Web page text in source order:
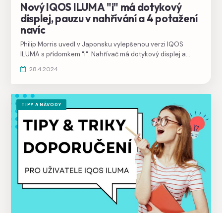
Nový IQOS ILUMA "i" má dotykový
displej, pauzu v nahřívání a 4 potažení
navíc
Philip Morris uvedl v Japonsku vylepšenou verzi IQOS
ILUMA s přídomkem "i". Nahřívač má dotykový displej a
28.4.2024
TIPY A NÁVODY